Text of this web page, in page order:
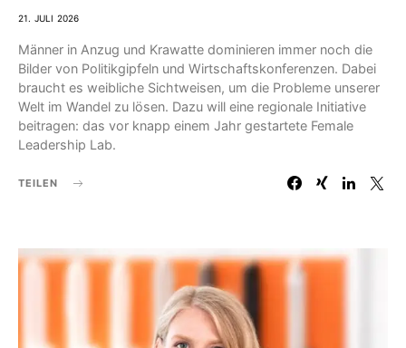
21. JULI 2026
Männer in Anzug und Krawatte dominieren immer noch die
Bilder von Politikgipfeln und Wirtschafts­konferenzen. Dabei
braucht es weibliche Sichtweisen, um die Probleme unserer
Welt im Wandel zu lösen. Dazu will eine regionale Initiative
beitragen: das vor knapp einem Jahr gestartete Female
Leadership Lab.
TEILEN